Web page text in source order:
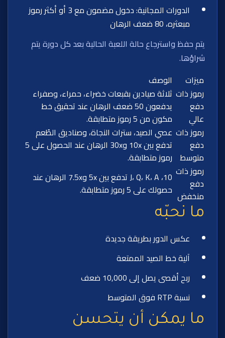
الدورات المجانية: دخول مضمون مع 3 أو أكثر رموز
مبعثره، 80 ضعف الرهان
يتم حفظ واسترجاع حالة اللعبة الحالية بعد كل دورة يتم
شراؤها.
ميزات
الوصف
رموز ذات
دفع
عالي
ثلاثة صيادين بقبعات خضراء، حمراء، وصفراء
يدفعون 50 ضعف الرهان عند تحقيق خط
مكون من 5 رموز متطابقة.
رموز ذات
دفع
متوسط
عصي الصيد، سترات النجاة، وصناديق الطُعم
تدفع بين 10x و30x الرهان عند الحصول على 5
رموز متطابقة.
رموز ذات
دفع
منخفض
10، J، Q، K، A تدفع بين 5x و7.5x الرهان عند
حصولك على 5 رموز متطابقة.
ما نحبّه
عكس الدور بطريقة جديدة
آلية خط الصيد الممتعة
ربح أقصى يصل إلى 10,000 ضعف
نسبة RTP فوق المتوسط
ما يمكن أن يتحسن